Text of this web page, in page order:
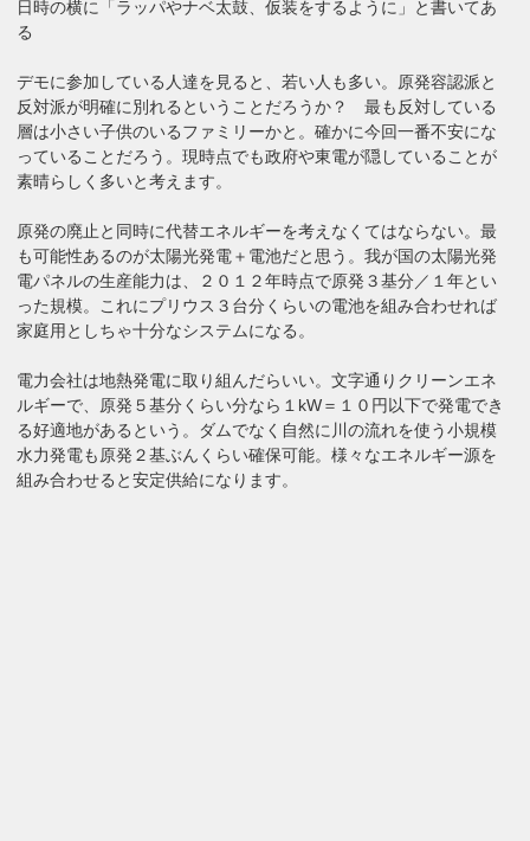
日時の横に「ラッパやナベ太鼓、仮装をするように」と書いてあ
る
デモに参加している人達を見ると、若い人も多い。原発容認派と
反対派が明確に別れるということだろうか？ 最も反対している
層は小さい子供のいるファミリーかと。確かに今回一番不安にな
っていることだろう。現時点でも政府や東電が隠していることが
素晴らしく多いと考えます。
原発の廃止と同時に代替エネルギーを考えなくてはならない。最
も可能性あるのが太陽光発電＋電池だと思う。我が国の太陽光発
電パネルの生産能力は、２０１２年時点で原発３基分／１年とい
った規模。これにプリウス３台分くらいの電池を組み合わせれば
家庭用としちゃ十分なシステムになる。
電力会社は地熱発電に取り組んだらいい。文字通りクリーンエネ
ルギーで、原発５基分くらい分なら１kW＝１０円以下で発電でき
る好適地があるという。ダムでなく自然に川の流れを使う小規模
水力発電も原発２基ぶんくらい確保可能。様々なエネルギー源を
組み合わせると安定供給になります。